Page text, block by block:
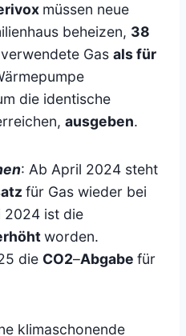
müssen neue
beheizen, 38
Gas als für
die identische
ausgeben.
: Ab April 2024 steht
für Gas wieder bei
2024 ist die
worden.
die CO2–Abgabe für
klimaschonende